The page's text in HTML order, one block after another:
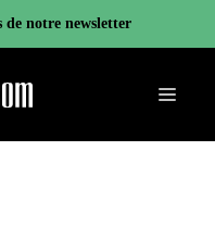
de notre newsletter
Menu